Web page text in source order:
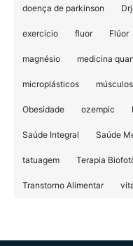
doença de parkinson
exercicio fluor Flúor
magnésio medicina
microplásticos músculos
Obesidade ozempic
Saúde Integral Saúde
tatuagem Terapia
Transtorno Alimentar